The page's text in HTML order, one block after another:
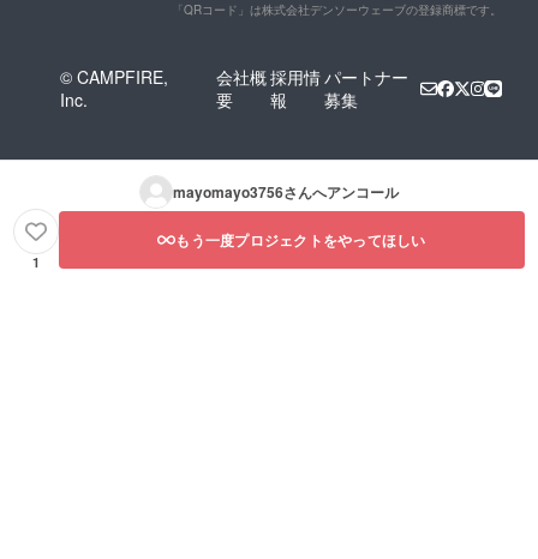
「QRコード」は株式会社デンソーウェーブの登録商標です。
© CAMPFIRE,
Inc.
会社概
要
採用情
報
パートナー
募集
mayomayo3756さんへアンコール
1
もう一度プロジェクトをやってほしい